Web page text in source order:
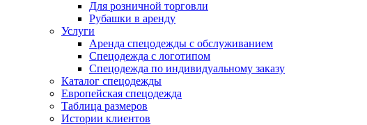
Для розничной торговли
Рубашки в аренду
Услуги
Аренда спецодежды с обслуживанием
Спецодежда с логотипом
Спецодежда по индивидуальному заказу
Каталог спецодежды
Европейская спецодежда
Таблица размеров
Истории клиентов